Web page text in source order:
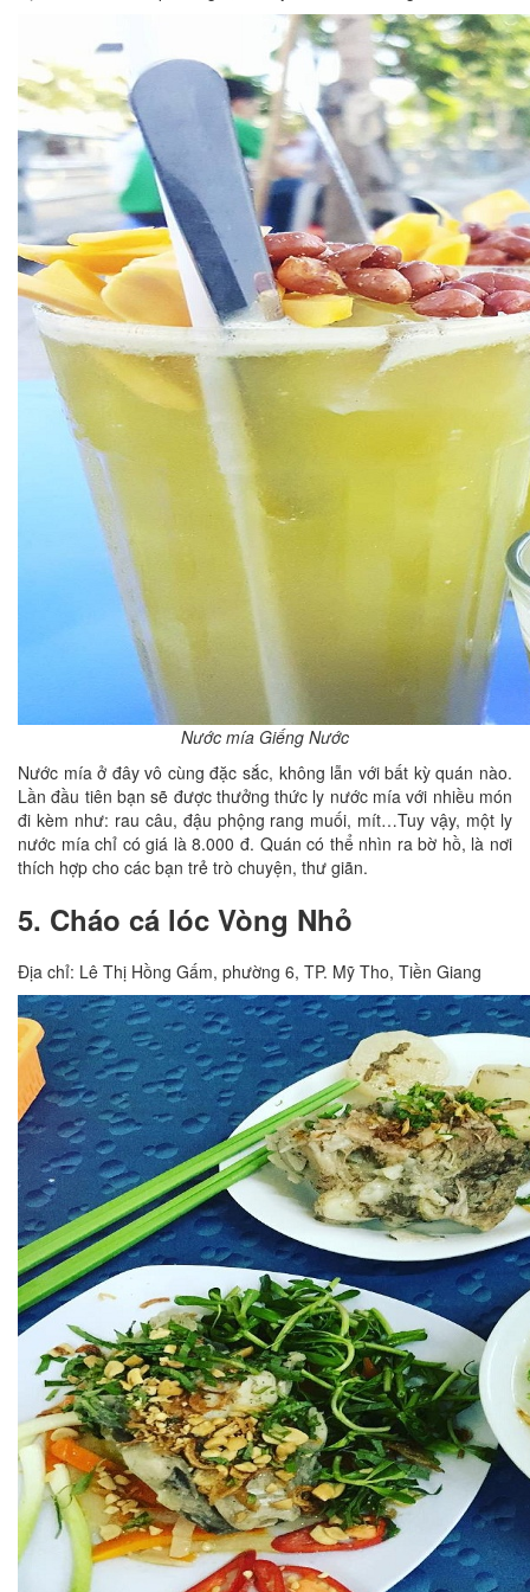
Nước mía Giếng Nước
Nước mía ở đây vô cùng đặc sắc, không lẫn với bất kỳ quán nào.
Lần đầu tiên bạn sẽ được thưởng thức ly nước mía với nhiều món
đi kèm như: rau câu, đậu phộng rang muối, mít…Tuy vậy, một ly
nước mía chỉ có giá là 8.000 đ. Quán có thể nhìn ra bờ hồ, là nơi
thích hợp cho các bạn trẻ trò chuyện, thư giãn.
5. Cháo cá lóc Vòng Nhỏ
Địa chỉ: Lê Thị Hồng Gấm, phường 6, TP. Mỹ Tho, Tiền Giang